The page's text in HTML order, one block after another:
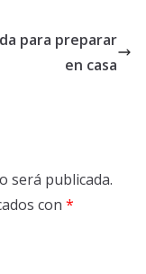
para preparar
en casa
será publicada.
con *